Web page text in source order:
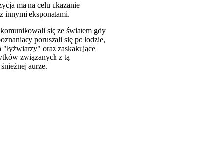
ma na celu ukazanie
innymi eksponatami.
się ze światem gdy
poruszali się po lodzie,
oraz zaskakujące
związanych z tą
aurze.